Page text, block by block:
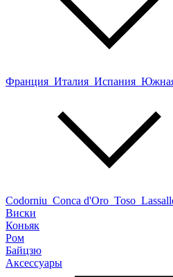
Франция Италия Испания
Codorniu Conca d'Oro Toso
Виски
Коньяк
Ром
Байцзю
Аксессуары